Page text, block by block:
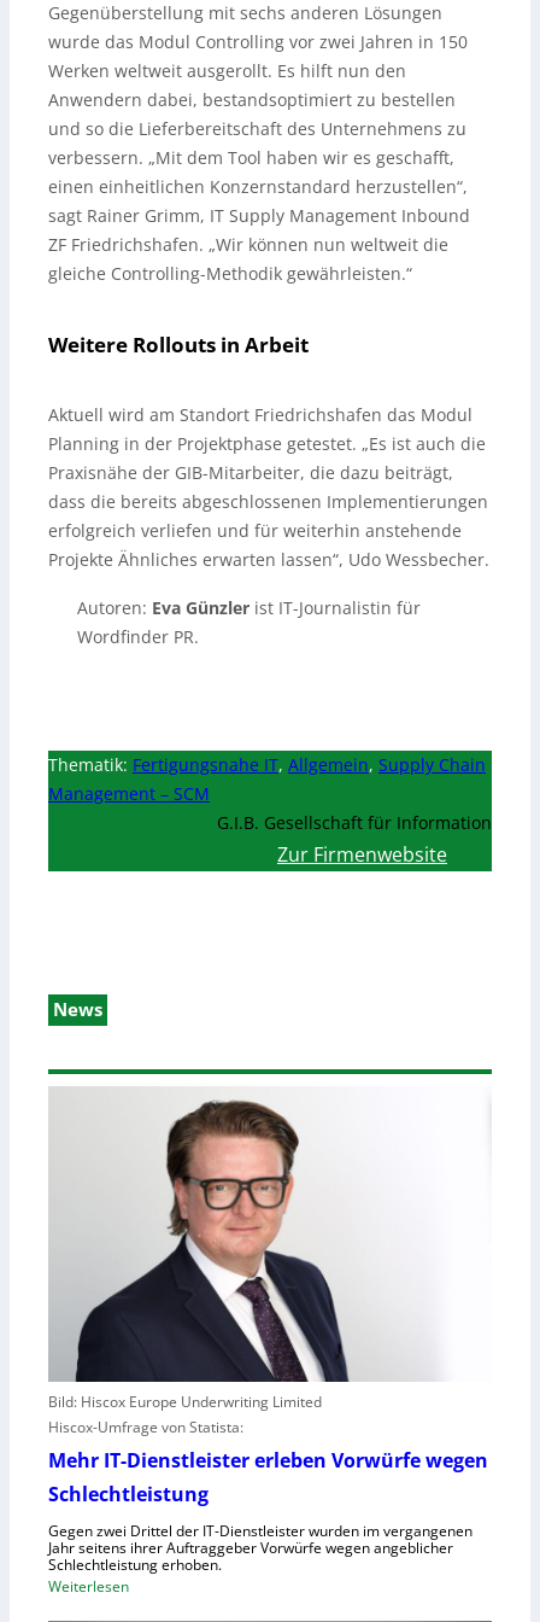
Gegenüberstellung mit sechs anderen Lösungen
wurde das Modul Controlling vor zwei Jahren in 150
Werken weltweit ausgerollt. Es hilft nun den
Anwendern dabei, bestandsoptimiert zu bestellen
und so die Lieferbereitschaft des Unternehmens zu
verbessern. „Mit dem Tool haben wir es geschafft,
einen einheitlichen Konzernstandard herzustellen“,
sagt Rainer Grimm, IT Supply Management Inbound
ZF Friedrichshafen. „Wir können nun weltweit die
gleiche Controlling-Methodik gewährleisten.“
Weitere Rollouts in Arbeit
Aktuell wird am Standort Friedrichshafen das Modul
Planning in der Projektphase getestet. „Es ist auch die
Praxisnähe der GIB-Mitarbeiter, die dazu beiträgt,
dass die bereits abgeschlossenen Implementierungen
erfolgreich verliefen und für weiterhin anstehende
Projekte Ähnliches erwarten lassen“, Udo Wessbecher.
Autoren: Eva Günzler ist IT-Journalistin für
Wordfinder PR.
Thematik: Fertigungsnahe IT, Allgemein, Supply Chain
Management – SCM
G.I.B. Gesellschaft für Information
Zur Firmenwebsite
News
Bild: Hiscox Europe Underwriting Limited
Hiscox-Umfrage von Statista:
Mehr IT-Dienstleister erleben Vorwürfe wegen
Schlechtleistung
Gegen zwei Drittel der IT-Dienstleister wurden im vergangenen
Jahr seitens ihrer Auftraggeber Vorwürfe wegen angeblicher
Schlechtleistung erhoben.
Weiterlesen: